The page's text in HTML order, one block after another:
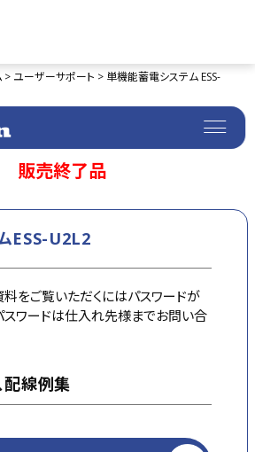
> ユーザーサポート > 単機能蓄電システム ESS-
販売終了品
ESS-U2L2
をご覧いただくにはパスワードが
スワードは仕入れ先様までお問い合
配線例集